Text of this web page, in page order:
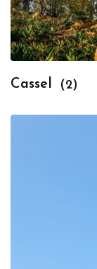
Cassel (2)